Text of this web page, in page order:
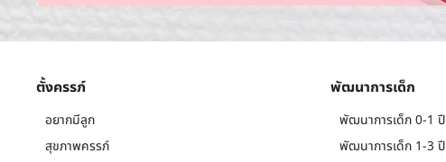
ตั้งครรภ์
อยากมีลูก
สุขภาพครรภ์
พัฒนาการเด็ก
พัฒนาการเด็ก 0-1 ปี
พัฒนาการเด็ก 1-3 ปี